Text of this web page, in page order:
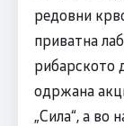
редовни
приватна
рибарското
одржана
„Сила“, а во